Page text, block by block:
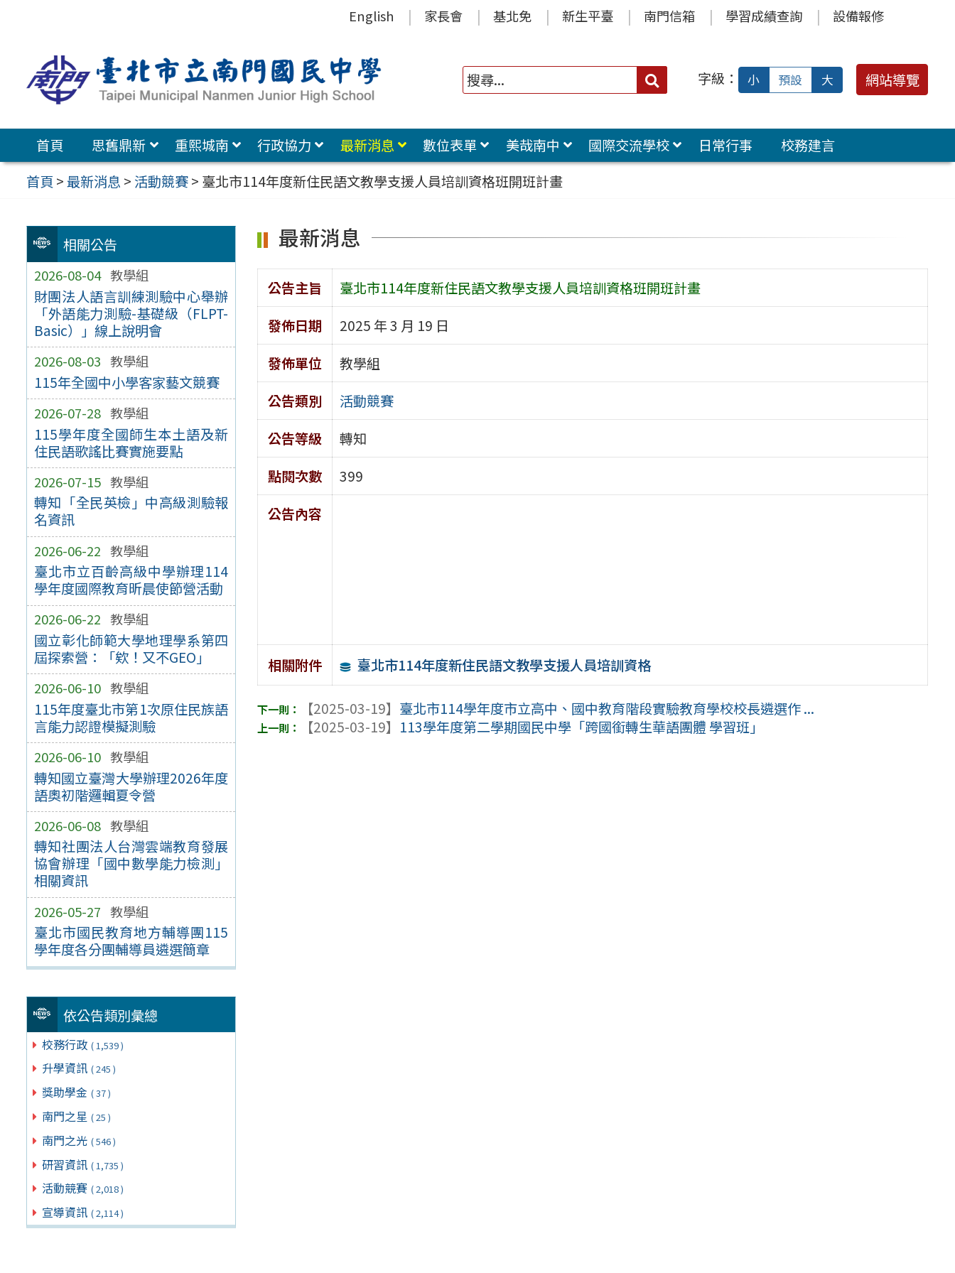
容
區
English 家長會 基北免 新生平臺 南門信箱 學習成績查詢 設備報修
搜
字級： 小 預設 大 網站導覽
首頁 思舊鼎新 重熙城南 行政協力 最新消息 數位表單 美哉南中 國際交流學校 日常行事
校務建言
首頁 >最新消息 > 活動競賽> 臺北市114年度新住民語文教學支援人員培訓資格班開班計畫
相關公告
2026-08-04 教學組
財團法人語言訓練測驗中心舉辦
「外語能力測驗-基礎級（FLPT-
Basic）」線上說明會
2026-08-03 教學組
115年全國中小學客家藝文競賽
2026-07-28 教學組
115學年度全國師生本土語及新
住民語歌謠比賽實施要點
2026-07-15 教學組
轉知「全民英檢」中高級測驗報
名資訊
2026-06-22 教學組
臺北市立百齡高級中學辦理114
學年度國際教育昕晨使節營活動
2026-06-22 教學組
國立彰化師範大學地理學系第四
屆探索營：「欸！又不GEO」
2026-06-10 教學組
115年度臺北市第1次原住民族語
言能力認證模擬測驗
2026-06-10 教學組
轉知國立臺灣大學辦理2026年度
語奧初階邏輯夏令營
2026-06-08 教學組
轉知社團法人台灣雲端教育發展
協會辦理「國中數學能力檢測」
相關資訊
2026-05-27 教學組
臺北市國民教育地方輔導團115
學年度各分團輔導員遴選簡章
依公告類別彙總
校務行政 ( 1,539 )
升學資訊 ( 245 )
獎助學金 ( 37 )
南門之星 ( 25 )
南門之光 ( 546 )
研習資訊 ( 1,735 )
活動競賽 ( 2,018 )
宣導資訊 ( 2,114 )
最新消息
公告主旨
臺北市114年度新住民語文教學支援人員培訓資格班開班計畫
發佈日期
2025 年 3 月 19 日
發佈單位
教學組
公告類別
活動競賽
公告等級
轉知
點閱次數
399
公告內容
相關附件 臺北市114年度新住民語文教學支援人員培訓資格
【2025-03-19】 臺北市114學年度市立高中、國中教育階段實驗教育學校校長遴選作 ...
【2025-03-19】 113學年度第二學期國民中學「跨國銜轉生華語團體 學習班」